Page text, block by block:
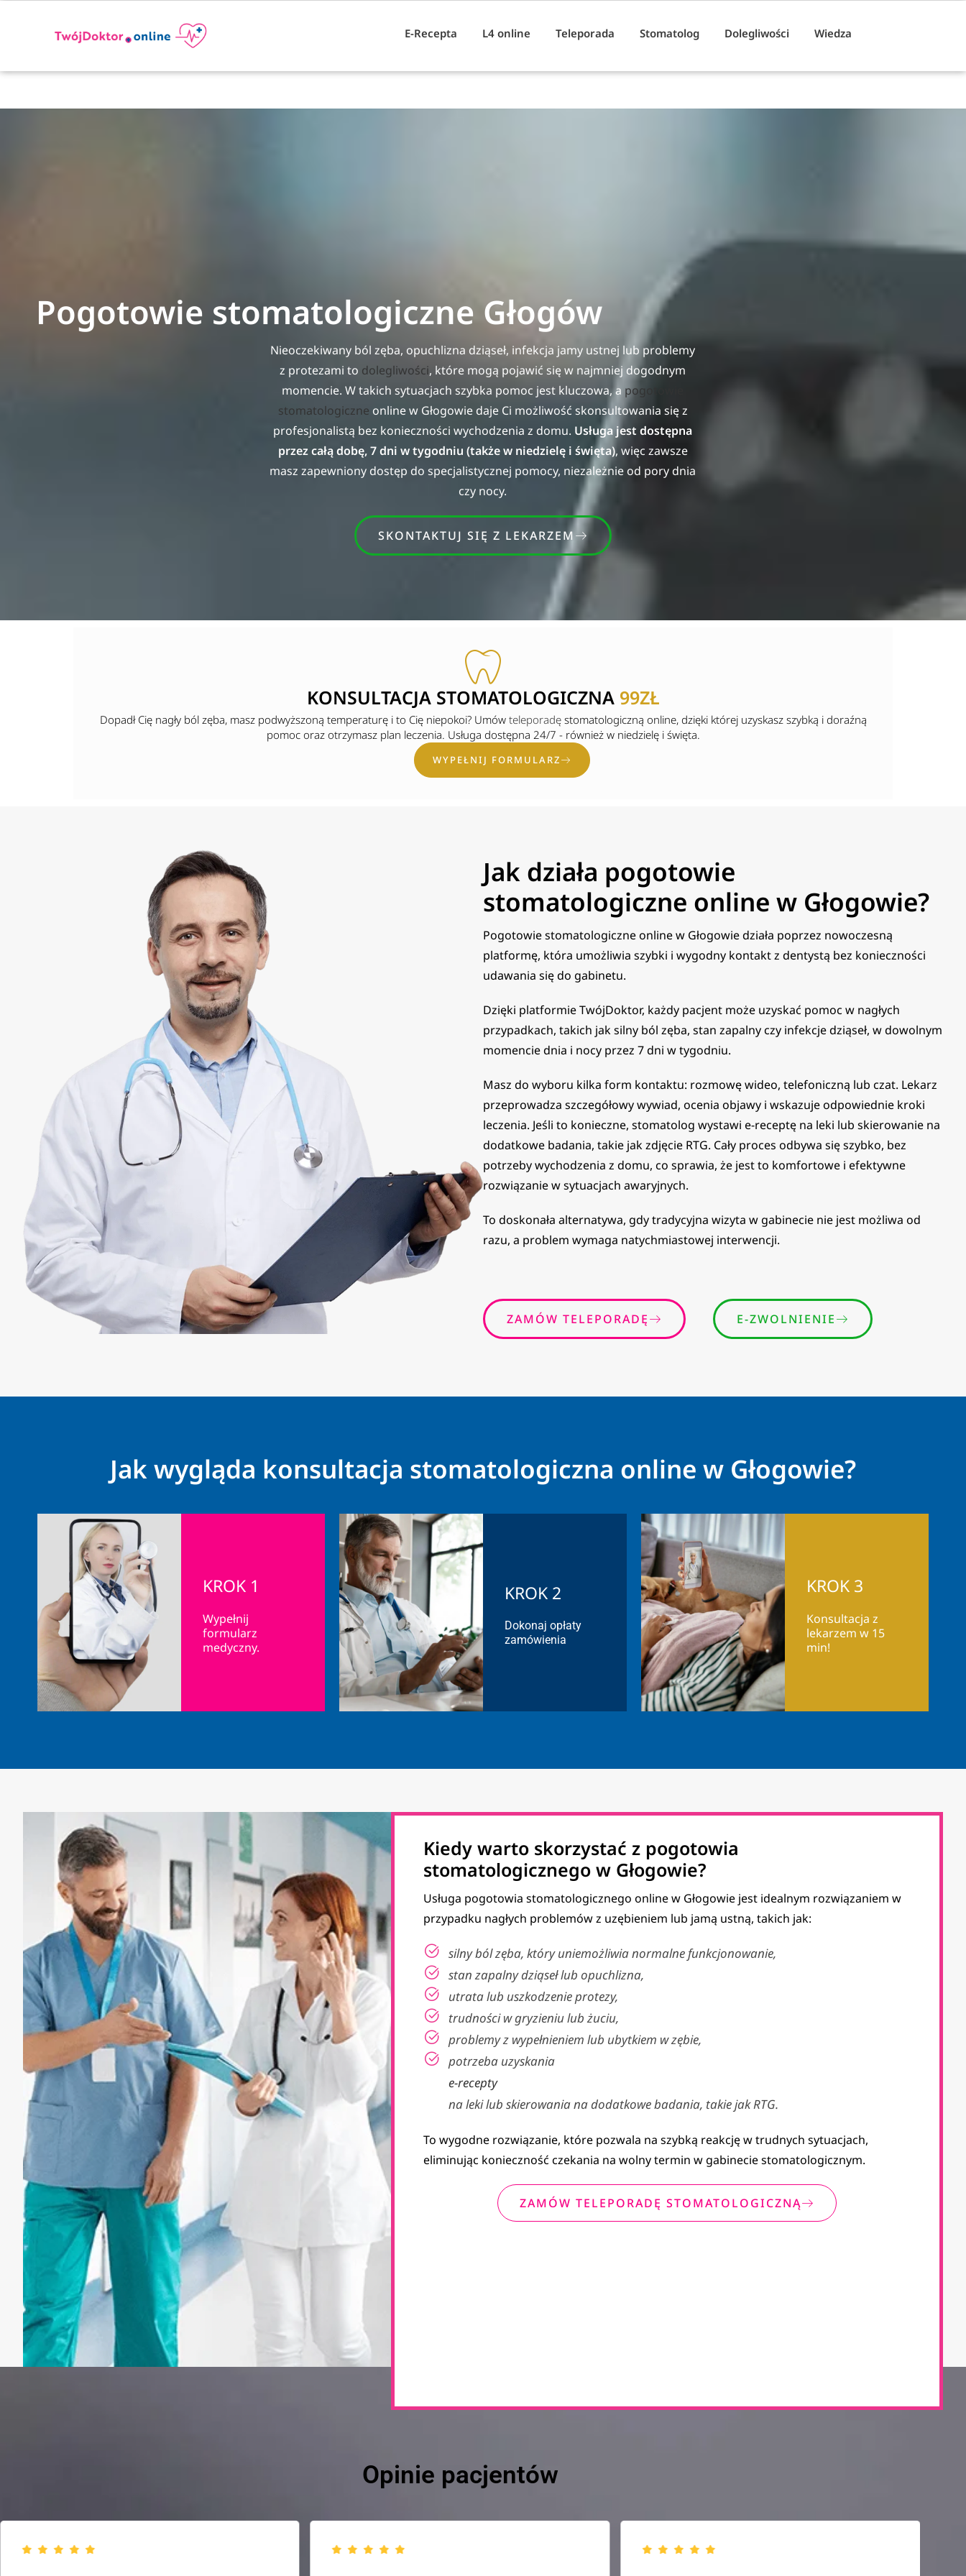
E-Recepta L4 online Teleporada Stomatolog Dolegliwości Wiedza
Pogotowie stomatologiczne Głogów
Nieoczekiwany ból zęba, opuchlizna dziąseł, infekcja jamy ustnej lub problemy
z protezami to dolegliwości, które mogą pojawić się w najmniej dogodnym
momencie. W takich sytuacjach szybka pomoc jest kluczowa, a pogotowie
stomatologiczne online w Głogowie daje Ci możliwość skonsultowania się z
profesjonalistą bez konieczności wychodzenia z domu. Usługa jest dostępna
przez całą dobę, 7 dni w tygodniu (także w niedzielę i święta), więc zawsze
masz zapewniony dostęp do specjalistycznej pomocy, niezależnie od pory dnia
czy nocy.
SKONTAKTUJ SIĘ Z LEKARZEM
KONSULTACJA STOMATOLOGICZNA 99ZŁ
Dopadł Cię nagły ból zęba, masz podwyższoną temperaturę i to Cię niepokoi? Umów teleporadęstomatologiczną online, dzięki której uzyskasz szybką i doraźną
pomoc oraz otrzymasz plan leczenia. Usługa dostępna 24/7 - również w niedzielę i święta.
WYPEŁNIJ FORMULARZ
Jak działa pogotowie
stomatologiczne online w Głogowie?
Pogotowie stomatologiczne online w Głogowie działa poprzez nowoczesną
platformę, która umożliwia szybki i wygodny kontakt z dentystą bez konieczności
udawania się do gabinetu.
Dzięki platformie TwójDoktor, każdy pacjent może uzyskać pomoc w nagłych
przypadkach, takich jak silny ból zęba, stan zapalny czy infekcje dziąseł, w dowolnym
momencie dnia i nocy przez 7 dni w tygodniu.
Masz do wyboru kilka form kontaktu: rozmowę wideo, telefoniczną lub czat. Lekarz
przeprowadza szczegółowy wywiad, ocenia objawy i wskazuje odpowiednie kroki
leczenia. Jeśli to konieczne, stomatolog wystawi e-receptę na leki lub skierowanie na
dodatkowe badania, takie jak zdjęcie RTG. Cały proces odbywa się szybko, bez
potrzeby wychodzenia z domu, co sprawia, że jest to komfortowe i efektywne
rozwiązanie w sytuacjach awaryjnych.
To doskonała alternatywa, gdy tradycyjna wizyta w gabinecie nie jest możliwa od
razu, a problem wymaga natychmiastowej interwencji.
ZAMÓW TELEPORADĘ E-ZWOLNIENIE
Jak wygląda konsultacja stomatologiczna online w Głogowie?
KROK 1
Wypełnij
formularz
medyczny.
KROK 2
Dokonaj opłaty
zamówienia
KROK 3
Konsultacja z
lekarzem w 15
min!
Kiedy warto skorzystać z pogotowia
stomatologicznego w Głogowie?
Usługa pogotowia stomatologicznego online w Głogowie jest idealnym rozwiązaniem w
przypadku nagłych problemów z uzębieniem lub jamą ustną, takich jak:
silny ból zęba, który uniemożliwia normalne funkcjonowanie,
stan zapalny dziąseł lub opuchlizna,
utrata lub uszkodzenie protezy,
trudności w gryzieniu lub żuciu,
problemy z wypełnieniem lub ubytkiem w zębie,
potrzeba uzyskania
e-recepty
na leki lub skierowania na dodatkowe badania, takie jak RTG.
To wygodne rozwiązanie, które pozwala na szybką reakcję w trudnych sytuacjach,
eliminując konieczność czekania na wolny termin w gabinecie stomatologicznym.
ZAMÓW TELEPORADĘ STOMATOLOGICZNĄ
Opinie pacjentów